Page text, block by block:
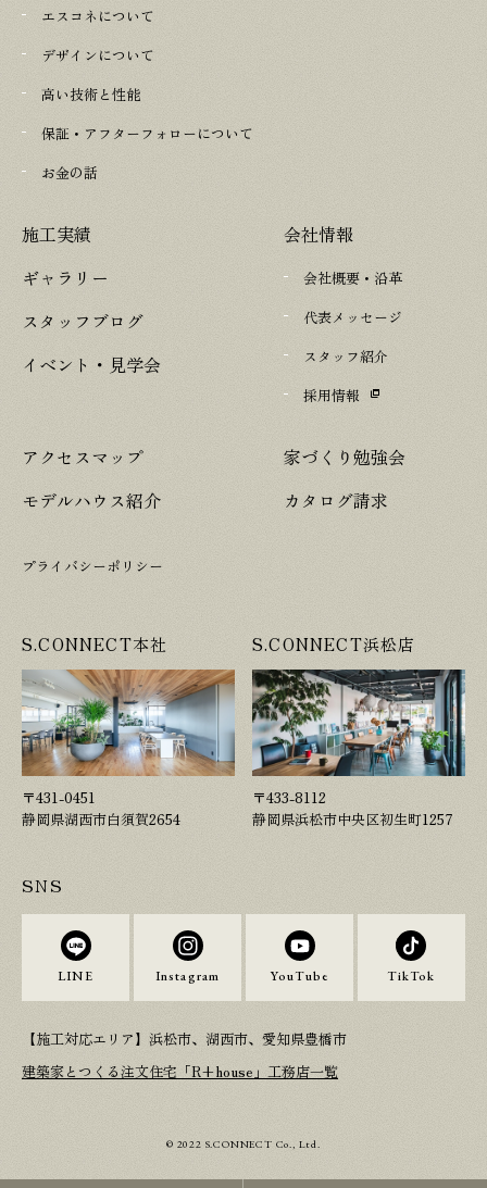
エスコネについて
デザインについて
高い技術と性能
保証・アフターフォローについて
お金の話
施工実績
ギャラリー
スタッフブログ
イベント・見学会
会社情報
会社概要・沿革
代表メッセージ
スタッフ紹介
採用情報
アクセスマップ
モデルハウス紹介
家づくり勉強会
カタログ請求
プライバシーポリシー
S.CONNECT本社
〒431-0451
静岡県湖西市白須賀2654
S.CONNECT浜松店
〒433-8112
静岡県浜松市中央区初生町1257
SNS
LINE Instagram YouTube TikTok
【施工対応エリア】浜松市、湖西市、愛知県豊橋市
建築家とつくる注文住宅「R+house」工務店一覧
© 2022 S.CONNECT Co., Ltd.